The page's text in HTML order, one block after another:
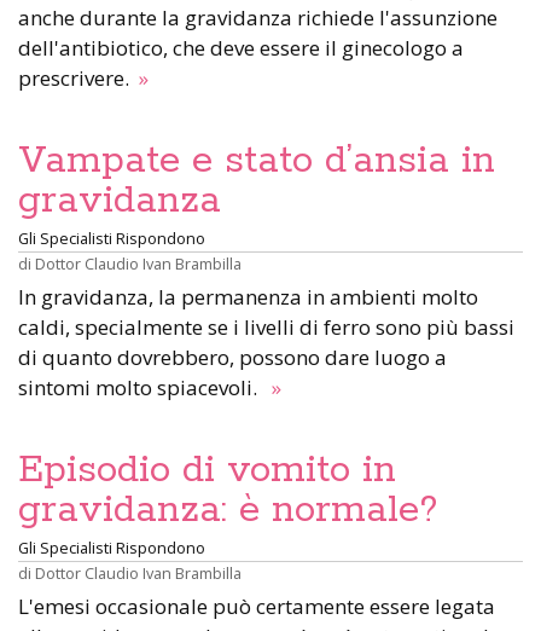
anche durante la gravidanza richiede l'assunzione
dell'antibiotico, che deve essere il ginecologo a
prescrivere. »
Vampate e stato d’ansia in
gravidanza
Gli Specialisti Rispondono
di Dottor Claudio Ivan Brambilla
In gravidanza, la permanenza in ambienti molto
caldi, specialmente se i livelli di ferro sono più bassi
di quanto dovrebbero, possono dare luogo a
sintomi molto spiacevoli. »
Episodio di vomito in
gravidanza: è normale?
Gli Specialisti Rispondono
di Dottor Claudio Ivan Brambilla
L'emesi occasionale può certamente essere legata